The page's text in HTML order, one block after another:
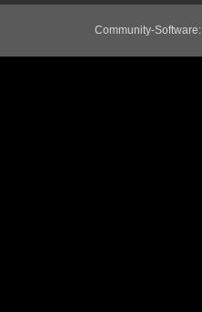
Community-Software: